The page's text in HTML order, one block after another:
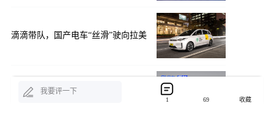
滴滴带队，国产电车“丝滑”驶向拉美
问界M8纯电版亮相，227kW电机+激
光雷达，豪华智驾新选择
我要评一下
1 69 收藏